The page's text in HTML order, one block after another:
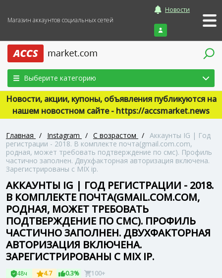
Магазин аккаунтов социальных сетей
Новости
Войти
Выберите категорию
Новости, акции, купоны, объявления публикуются на
нашем новостном сайте - https://accsmarket.news
Главная / Instagram / С возрастом / Аккаунты IG | Год
регистрации - 2018. В комплекте почта(gmail.com.com,
родная, может требовать подтверждение по смс). Профиль
частично заполнен. Двухфакторная авторизация включена.
Зарегистрированы с MIX ip.
АККАУНТЫ IG | ГОД РЕГИСТРАЦИИ - 2018.
В КОМПЛЕКТЕ ПОЧТА(GMAIL.COM.COM,
РОДНАЯ, МОЖЕТ ТРЕБОВАТЬ
ПОДТВЕРЖДЕНИЕ ПО СМС). ПРОФИЛЬ
ЧАСТИЧНО ЗАПОЛНЕН. ДВУХФАКТОРНАЯ
АВТОРИЗАЦИЯ ВКЛЮЧЕНА.
ЗАРЕГИСТРИРОВАНЫ С MIX IP.
48ч 4.7 0.3% 100+